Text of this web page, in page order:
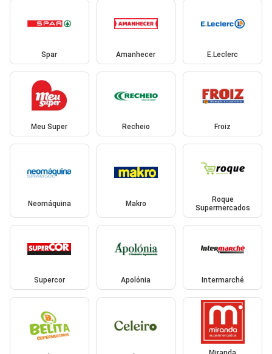
Spar Amanhecer E.Leclerc
Meu Super Recheio Froiz
Neomáquina Makro
Roque
Supermercados
Supercor Apolónia Intermarché